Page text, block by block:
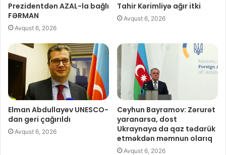
Prezidentdən AZAL-la bağlı
FƏRMAN
Avqust 6, 2026
Tahir Kərimliyə ağır itki
Avqust 6, 2026
Elman Abdullayev UNESCO-
dan geri çağırıldı
Avqust 6, 2026
Ceyhun Bayramov: Zərurət
yaranarsa, dost
Ukraynaya da qaz tədarük
etməkdən məmnun olarıq
Avqust 6, 2026